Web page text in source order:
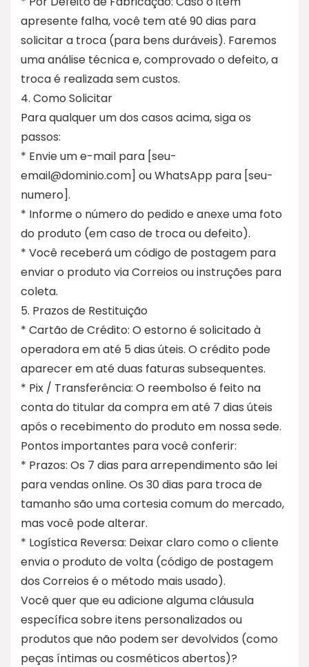
apresente falha, você tem até 90 dias para
solicitar a troca (para bens duráveis). Faremos
uma análise técnica e, comprovado o defeito, a
troca é realizada sem custos.
4. Como Solicitar
Para qualquer um dos casos acima, siga os
passos:
* Envie um e-mail para [seu-
email@dominio.com] ou WhatsApp para [seu-
numero].
* Informe o número do pedido e anexe uma foto
do produto (em caso de troca ou defeito).
* Você receberá um código de postagem para
enviar o produto via Correios ou instruções para
coleta.
5. Prazos de Restituição
* Cartão de Crédito: O estorno é solicitado à
operadora em até 5 dias úteis. O crédito pode
aparecer em até duas faturas subsequentes.
* Pix / Transferência: O reembolso é feito na
conta do titular da compra em até 7 dias úteis
após o recebimento do produto em nossa sede.
Pontos importantes para você conferir:
* Prazos: Os 7 dias para arrependimento são lei
para vendas online. Os 30 dias para troca de
tamanho são uma cortesia comum do mercado,
mas você pode alterar.
* Logística Reversa: Deixar claro como o cliente
envia o produto de volta (código de postagem
dos Correios é o método mais usado).
Você quer que eu adicione alguma cláusula
específica sobre itens personalizados ou
produtos que não podem ser devolvidos (como
peças íntimas ou cosméticos abertos)?